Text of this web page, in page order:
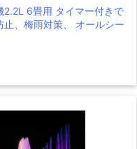
2.2L 6畳用 タイマー付きで
、梅雨対策、 オールシー